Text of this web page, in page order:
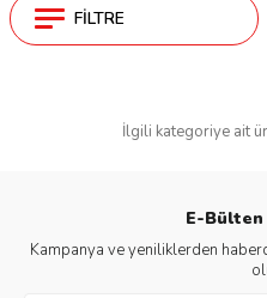
FILTRE
İlgili kategoriye ait
E-
Kampanya ve yeniliklerden